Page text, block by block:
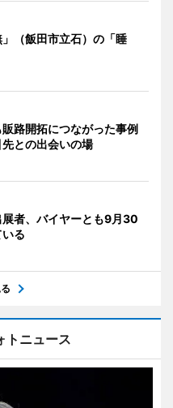
」（飯田市立石）の「睡
路開拓につながった事例
との出会いの場
者、バイヤーとも9月30
る
トニュース